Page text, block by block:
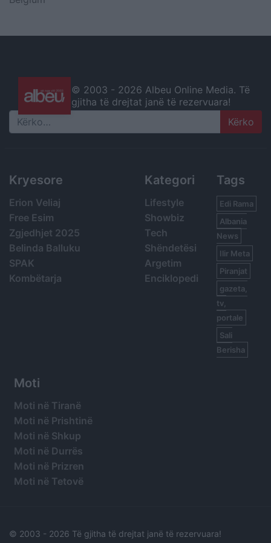
© 2003 - 2026 Albeu Online Media. Të
gjitha të drejtat janë të rezervuara!
Search
Kryesore
Erion Veliaj
Free Esim
Zgjedhjet 2025
Belinda Balluku
SPAK
Kombëtarja
Kategori
Lifestyle
Showbiz
Tech
Shëndetësi
Argetim
Enciklopedi
Tags
Edi Rama
Albania
News
Ilir Meta
Piranjat
gazeta,
tv,
portale
Sali
Berisha
Moti
Moti në Tiranë
Moti në Prishtinë
Moti në Shkup
Moti në Durrës
Moti në Prizren
Moti në Tetovë
© 2003 - 2026 Të gjitha të drejtat janë të rezervuara!